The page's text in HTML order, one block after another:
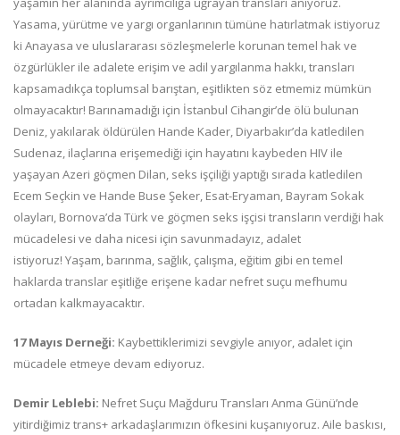
Yasama, yürütme ve yargı organlarının tümüne hatırlatmak istiyoruz
ki Anayasa ve uluslararası sözleşmelerle korunan temel hak ve
özgürlükler ile adalete erişim ve adil yargılanma hakkı, transları
kapsamadıkça toplumsal barıştan, eşitlikten söz etmemiz mümkün
olmayacaktır! Barınamadığı için İstanbul Cihangir’de ölü bulunan
Deniz, yakılarak öldürülen Hande Kader, Diyarbakır’da katledilen
Sudenaz, ilaçlarına erişemediği için hayatını kaybeden HIV ile
yaşayan Azeri göçmen Dilan, seks işçiliği yaptığı sırada katledilen
Ecem Seçkin ve Hande Buse Şeker, Esat-Eryaman, Bayram Sokak
olayları, Bornova’da Türk ve göçmen seks işçisi transların verdiği hak
mücadelesi ve daha nicesi için savunmadayız, adalet
istiyoruz! Yaşam, barınma, sağlık, çalışma, eğitim gibi en temel
haklarda translar eşitliğe erişene kadar nefret suçu mefhumu
ortadan kalkmayacaktır.
17 Mayıs Derneği: Kaybettiklerimizi sevgiyle anıyor, adalet için
mücadele etmeye devam ediyoruz.
Demir Leblebi: Nefret Suçu Mağduru Transları Anma Günü’nde
yitirdiğimiz trans+ arkadaşlarımızın öfkesini kuşanıyoruz. Aile baskısı,